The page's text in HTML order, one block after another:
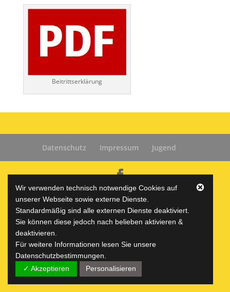
Beitrittserklärung
Datenschutz Impressum Jugend
(c) VfR Horheim-Schwerzen e.V.
Wir verwenden technisch notwendige Cookies auf
unserer Webseite sowie externe Dienste.
Standardmäßig sind alle externen Dienste deaktiviert.
Sie können diese jedoch nach belieben aktivieren &
deaktivieren.
Für weitere Informationen lesen Sie unsere
Datenschutzbestimmungen.
✓ Akzeptieren
Personalisieren